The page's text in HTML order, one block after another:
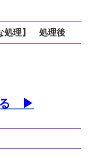
処理】 処理後
る ▶